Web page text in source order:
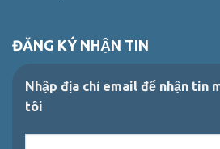
ĐĂNG KÝ NHẬN TIN
Nhập địa chỉ email để nhận tin
tôi